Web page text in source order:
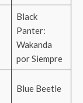
Black
Panter:
Wakanda
por Siempre
Blue Beetle